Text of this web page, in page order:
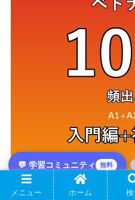
💬 学習コミュニティ 無料
メニュー ホーム